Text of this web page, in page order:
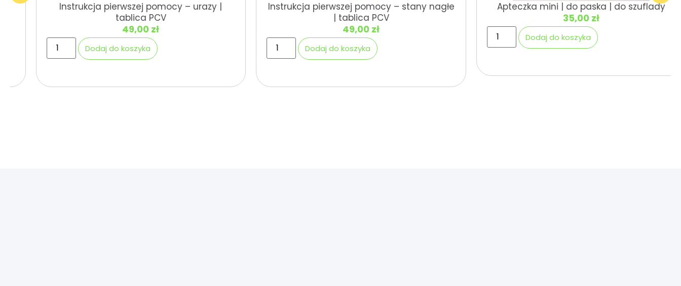
Instrukcja pierwszej pomocy – urazy |
tablica PCV
49,00zł
Dodaj do koszyka
Instrukcja pierwszej pomocy – stany nagłe
| tablica PCV
49,00zł
Dodaj do koszyka
Apteczka mini | do paska | do szuflady
35,00zł
Dodaj do koszyka